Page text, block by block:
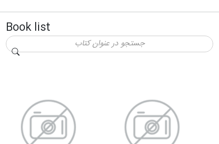
Book list